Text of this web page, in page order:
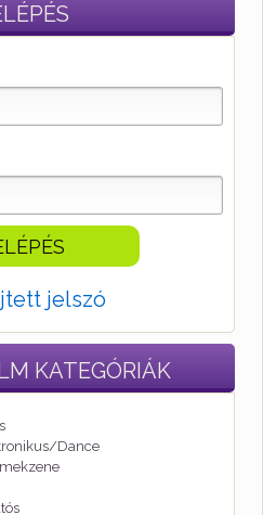
jelszó
KATEGÓRIÁK
Dance